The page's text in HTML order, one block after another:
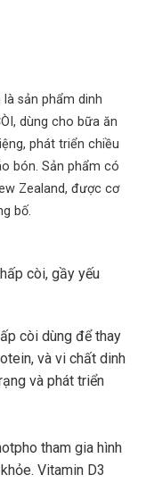
là sản phẩm dinh
dùng cho bữa ăn
phát triển chiều
bón. Sản phẩm có
Zealand, được cơ
bố.
còi, gầy yếu
còi dùng để thay
và vi chất dinh
và phát triển
tham gia hình
Vitamin D3